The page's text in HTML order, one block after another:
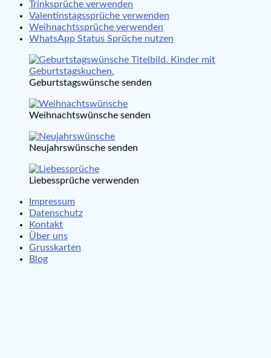
Trinksprüche verwenden
Valentinstagssprüche verwenden
Weihnachtssprüche verwenden
WhatsApp Status Sprüche nutzen
Geburtstagswünsche senden
Weihnachtswünsche senden
Neujahrswünsche senden
Liebessprüche verwenden
Impressum
Datenschutz
Kontakt
Über uns
Grusskarten
Blog